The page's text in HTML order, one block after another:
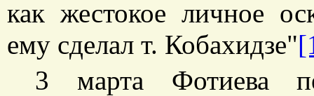
как жестокое личное
ему сделал т. Кобахидзе"
3 марта Фотиева